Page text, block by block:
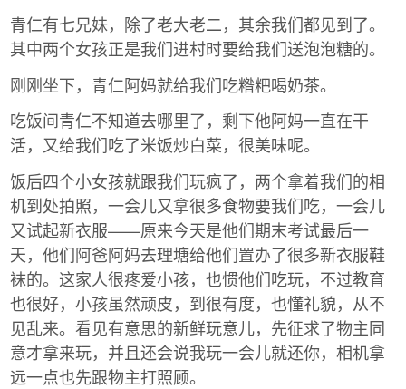
青仁有七兄妹，除了老大老二，其余我们都见到了。
其中两个女孩正是我们进村时要给我们送泡泡糖的。
刚刚坐下，青仁阿妈就给我们吃糌粑喝奶茶。
吃饭间青仁不知道去哪里了，剩下他阿妈一直在干
活，又给我们吃了米饭炒白菜，很美味呢。
饭后四个小女孩就跟我们玩疯了，两个拿着我们的相
机到处拍照，一会儿又拿很多食物要我们吃，一会儿
又试起新衣服——原来今天是他们期末考试最后一
天，他们阿爸阿妈去理塘给他们置办了很多新衣服鞋
袜的。这家人很疼爱小孩，也惯他们吃玩，不过教育
也很好，小孩虽然顽皮，到很有度，也懂礼貌，从不
见乱来。看见有意思的新鲜玩意儿，先征求了物主同
意才拿来玩，并且还会说我玩一会儿就还你，相机拿
远一点也先跟物主打照顾。